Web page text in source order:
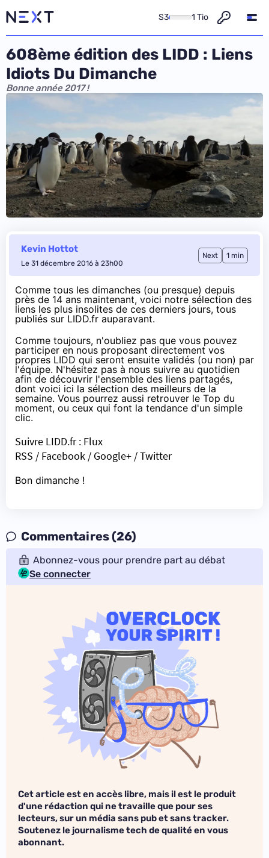
S3 1 Tio
608ème édition des LIDD : Liens
Idiots Du Dimanche
Bonne année 2017 !
Kevin Hottot
Le 31 décembre 2016 à 23h00
Next 1 min
Comme tous les dimanches (ou presque) depuis
près de 14 ans maintenant, voici notre sélection des
liens les plus insolites de ces derniers jours, tous
publiés sur LIDD.fr auparavant.
Comme toujours, n'oubliez pas que vous pouvez
participer en nous proposant directement vos
propres LIDD qui seront ensuite validés (ou non) par
l'équipe. N'hésitez pas à nous suivre au quotidien
afin de découvrir l'ensemble des liens partagés,
dont voici ici la sélection des meilleurs de la
semaine. Vous pourrez aussi retrouver le Top du
moment, ou ceux qui font la tendance d'un simple
clic.
Suivre LIDD.fr: Flux
RSS / Facebook / Google+ /Twitter
Bon dimanche !
Commentaires (26)
Abonnez-vous pour prendre part au débat
Se connecter
Cet article est en accès libre, mais il est le produit
d'une rédaction qui ne travaille que pour ses
lecteurs, sur un média sans pub et sans tracker.
Soutenez le journalisme tech de qualité en vous
abonnant.